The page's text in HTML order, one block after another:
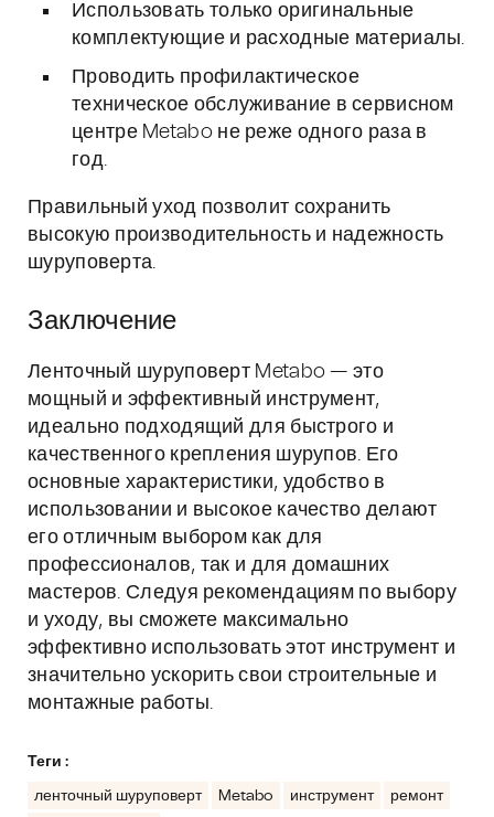
Использовать только оригинальные
комплектующие и расходные материалы.
Проводить профилактическое
техническое обслуживание в сервисном
центре Metabo не реже одного раза в
год.
Правильный уход позволит сохранить
высокую производительность и надежность
шуруповерта.
Заключение
Ленточный шуруповерт Metabo — это
мощный и эффективный инструмент,
идеально подходящий для быстрого и
качественного крепления шурупов. Его
основные характеристики, удобство в
использовании и высокое качество делают
его отличным выбором как для
профессионалов, так и для домашних
мастеров. Следуя рекомендациям по выбору
и уходу, вы сможете максимально
эффективно использовать этот инструмент и
значительно ускорить свои строительные и
монтажные работы.
Теги :
ленточный шуруповерт Metabo инструмент
ремонт